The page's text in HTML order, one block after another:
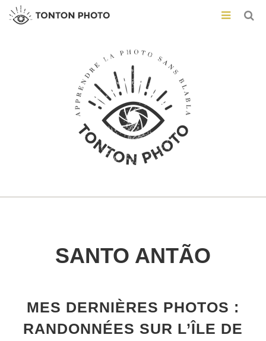
SANTO ANTÃO
MES DERNIÈRES PHOTOS :
RANDONNÉES SUR L’ÎLE DE